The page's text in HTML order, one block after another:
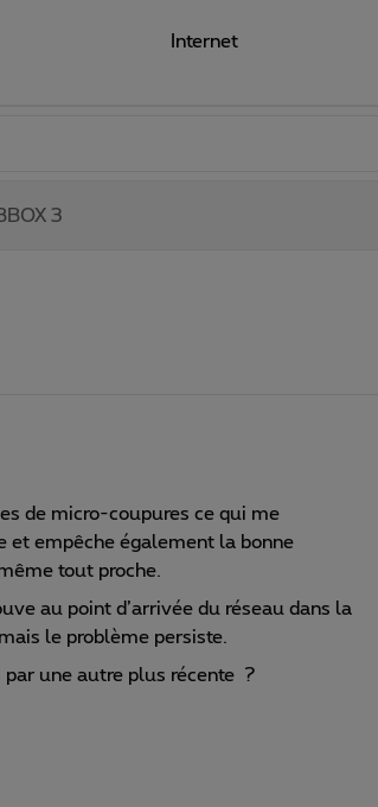
Internet
3
de micro-coupures ce qui me
empêche également la bonne
tout proche.
au point d’arrivée du réseau dans la
le problème persiste.
une autre plus récente ?